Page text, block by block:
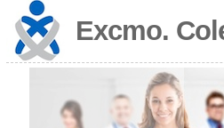
Excmo.